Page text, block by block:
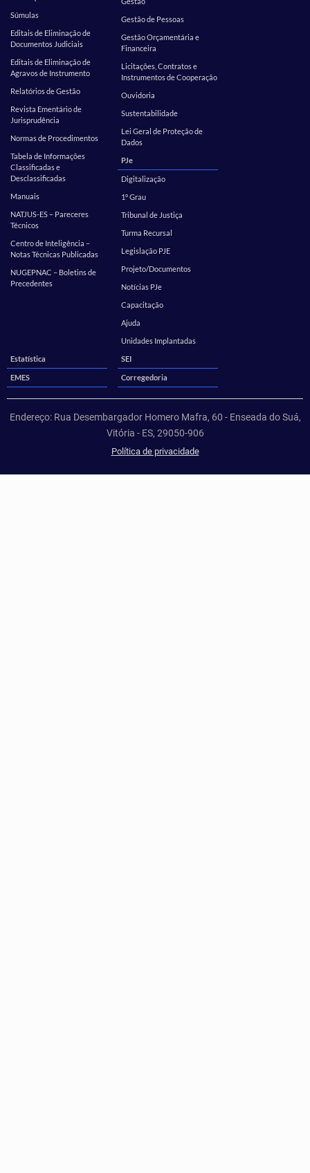
Súmulas
Editais de Eliminação de
Documentos Judiciais
Editais de Eliminação de
Agravos de Instrumento
Relatórios de Gestão
Revista Ementário de
Jurisprudência
Normas de Procedimentos
Tabela de Informações
Classificadas e
Desclassificadas
Manuais
NATJUS-ES – Pareceres
Técnicos
Centro de Inteligência –
Notas Técnicas Publicadas
NUGEPNAC – Boletins de
Precedentes
Gestão de Pessoas
Gestão Orçamentária e
Financeira
Licitações, Contratos e
Instrumentos de Cooperação
Ouvidoria
Sustentabilidade
Lei Geral de Proteção de
Dados
PJe
Digitalização
1º Grau
Tribunal de Justiça
Turma Recursal
Legislação PJE
Projeto/Documentos
Notícias PJe
Capacitação
Ajuda
Unidades Implantadas
Estatística
SEI
EMES Corregedoria
Endereço: Rua Desembargador Homero Mafra, 60 - Enseada do Suá,
Vitória - ES, 29050-906
Política de privacidade